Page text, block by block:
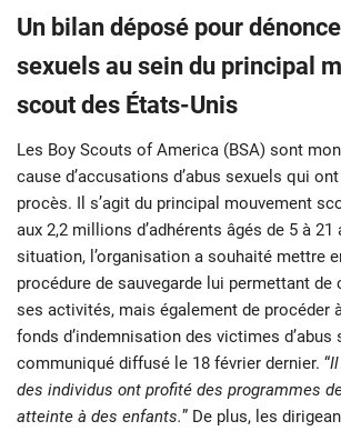
Un bilan déposé pour
sexuels au sein du principal
scout des États-Unis
Les Boy Scouts of America (BSA) sont
cause d’accusations d’abus sexuels qui
procès. Il s’agit du principal mouvement
aux 2,2 millions d’adhérents âgés de 5 à
situation, l’organisation a souhaité mettre
procédure de sauvegarde lui permettant de
ses activités, mais également de procéder
fonds d’indemnisation des victimes d’abus
communiqué diffusé le 18 février dernier. “
des individus ont profité des programmes
atteinte à des enfants.” De plus, les